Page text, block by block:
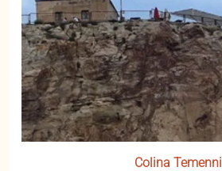
Colina Temenni